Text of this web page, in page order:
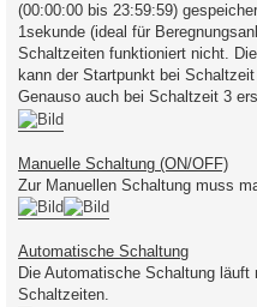
(00:00:00 bis 23:59:59)
1sekunde (ideal für
Schaltzeiten funktioniert nicht.
kann der Startpunkt bei
Genauso auch bei Schaltzeit 3
Manuelle Schaltung (ON/OFF)
Zur Manuellen Schaltung muss
Automatische Schaltung
Die Automatische Schaltung läuft
Schaltzeiten.